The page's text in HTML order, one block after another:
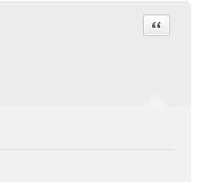
Citer